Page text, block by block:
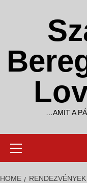
…AMIT A
HOME RENDEZVÉNYEK